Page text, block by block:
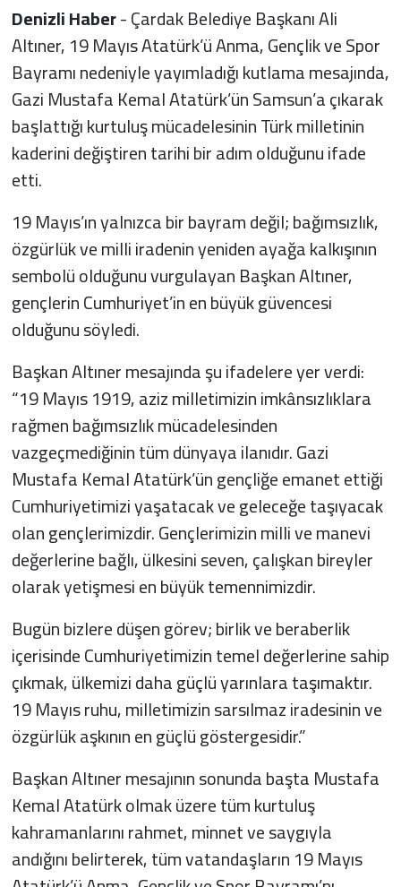
Denizli Haber- Çardak Belediye Başkanı Ali
Altıner, 19 Mayıs Atatürk’ü Anma, Gençlik ve Spor
Bayramı nedeniyle yayımladığı kutlama mesajında,
Gazi Mustafa Kemal Atatürk’ün Samsun’a çıkarak
başlattığı kurtuluş mücadelesinin Türk milletinin
kaderini değiştiren tarihi bir adım olduğunu ifade
etti.
19 Mayıs’ın yalnızca bir bayram değil; bağımsızlık,
özgürlük ve milli iradenin yeniden ayağa kalkışının
sembolü olduğunu vurgulayan Başkan Altıner,
gençlerin Cumhuriyet’in en büyük güvencesi
olduğunu söyledi.
Başkan Altıner mesajında şu ifadelere yer verdi:
“19 Mayıs 1919, aziz milletimizin imkânsızlıklara
rağmen bağımsızlık mücadelesinden
vazgeçmediğinin tüm dünyaya ilanıdır. Gazi
Mustafa Kemal Atatürk’ün gençliğe emanet ettiği
Cumhuriyetimizi yaşatacak ve geleceğe taşıyacak
olan gençlerimizdir. Gençlerimizin milli ve manevi
değerlerine bağlı, ülkesini seven, çalışkan bireyler
olarak yetişmesi en büyük temennimizdir.
Bugün bizlere düşen görev; birlik ve beraberlik
içerisinde Cumhuriyetimizin temel değerlerine sahip
çıkmak, ülkemizi daha güçlü yarınlara taşımaktır.
19 Mayıs ruhu, milletimizin sarsılmaz iradesinin ve
özgürlük aşkının en güçlü göstergesidir.”
Başkan Altıner mesajının sonunda başta Mustafa
Kemal Atatürk olmak üzere tüm kurtuluş
kahramanlarını rahmet, minnet ve saygıyla
andığını belirterek, tüm vatandaşların 19 Mayıs